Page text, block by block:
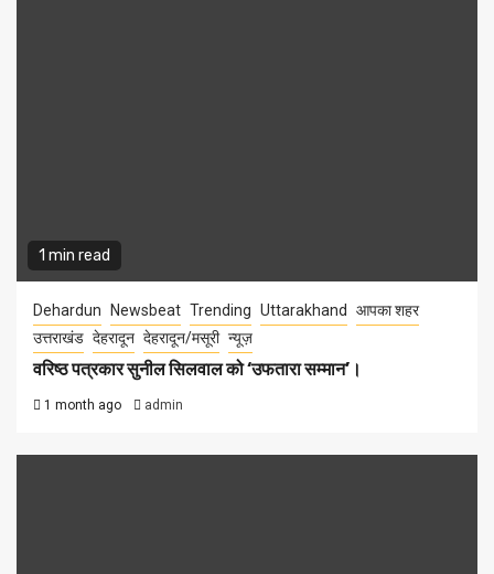
1 min read
Dehardun Newsbeat Trending Uttarakhand
आपका शहर
उत्तराखंड देहरादून देहरादून/मसूरी न्यूज़
वरिष्ठ पत्रकार सुनील सिलवाल को ‘उफतारा सम्मान’।
1 month ago admin